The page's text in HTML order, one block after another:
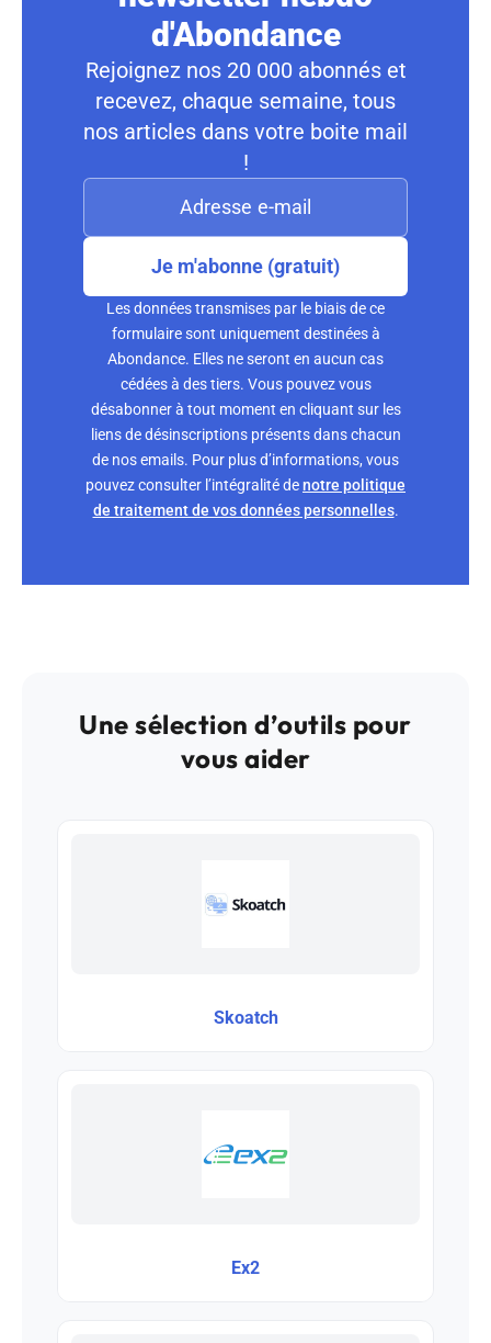
d'Abondance
Rejoignez nos 20 000 abonnés et
recevez, chaque semaine, tous
nos articles dans votre boite mail
!
Je m'abonne (gratuit)
Les données transmises par le biais de ce
formulaire sont uniquement destinées à
Abondance. Elles ne seront en aucun cas
cédées à des tiers. Vous pouvez vous
désabonner à tout moment en cliquant sur les
liens de désinscriptions présents dans chacun
de nos emails. Pour plus d’informations, vous
pouvez consulter l’intégralité denotre politique
de traitement de vos données personnelles.
Une sélection d’outils pour
vous aider
Skoatch
Ex2